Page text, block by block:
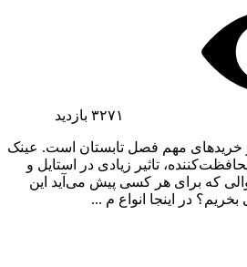
۳۲۷۱ بازدید
خریدهای مهم فصل تابستان است. عینک
تاثیر زیادی در استایل و
که برای هر کسی پیش می‌آید این
در اینجا انواع م ...